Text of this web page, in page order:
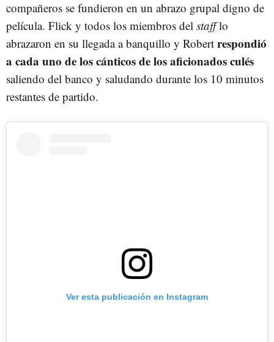
compañeros se fundieron en un abrazo grupal digno de
película. Flick y todos los miembros del stafflo
abrazaron en su llegada a banquillo y Robert respondió
a cada uno de los cánticos de los aficionados culés
saliendo del banco y saludando durante los 10 minutos
restantes de partido.
Ver esta publicación en Instagram